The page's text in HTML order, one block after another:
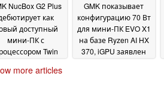
NucBox G2 Plus
как
доступный
мини-ПК с
Twin
GMK показывает
конфигурацию 70 Вт
для мини-ПК EVO X1
на базе Ryzen AI HX
370, iGPU заявлен
more articles